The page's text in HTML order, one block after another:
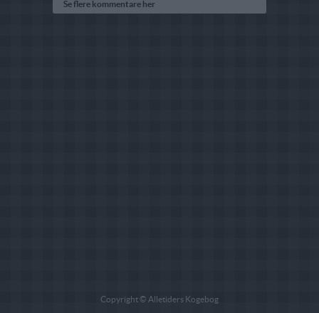
Se flere kommentare her
Copyright © Alletiders Kogebog